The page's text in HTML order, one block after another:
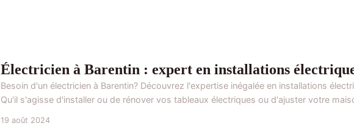
Électricien à Barentin : expert en installations
Besoin d'un électricien à Barentin? Découvrez l'expertise inégalée en installations
Qu'il s'agisse d'installer ou de rénover vos tableaux électriques ou d'ajuster votre
19 août 2024